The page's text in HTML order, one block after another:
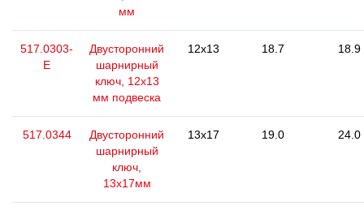
мм
517.0303-
E
Двусторонний
шарнирный
ключ, 12x13
мм подвеска
12x13 18.7 18.9
517.0344
Двусторонний
шарнирный
ключ,
13x17мм
13x17 19.0 24.0